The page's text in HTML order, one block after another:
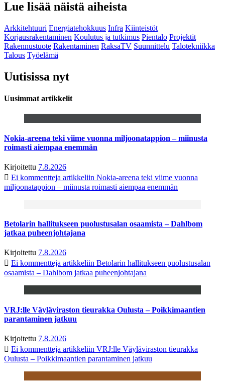
Lue lisää näistä aiheista
Arkkitehtuuri Energiatehokkuus Infra Kiinteistöt
Korjausrakentaminen Koulutus ja tutkimus Pientalo Projektit
Rakennustuote Rakentaminen RaksaTV Suunnittelu Talotekniikka
Talous Työelämä
Uutisissa nyt
Uusimmat artikkelit
Nokia-areena teki viime vuonna miljoonatappion – miinusta
roimasti aiempaa enemmän
Kirjoitettu 7.8.2026
Ei kommentteja artikkeliin Nokia-areena teki viime vuonna
miljoonatappion – miinusta roimasti aiempaa enemmän
Betolarin hallitukseen puolustusalan osaamista – Dahlbom
jatkaa puheenjohtajana
Kirjoitettu 7.8.2026
Ei kommentteja artikkeliin Betolarin hallitukseen puolustusalan
osaamista – Dahlbom jatkaa puheenjohtajana
VRJ:lle Väyläviraston tieurakka Oulusta – Poikkimaantien
parantaminen jatkuu
Kirjoitettu 7.8.2026
Ei kommentteja artikkeliin VRJ:lle Väyläviraston tieurakka
Oulusta – Poikkimaantien parantaminen jatkuu